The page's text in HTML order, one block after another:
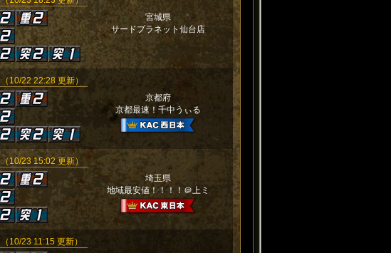
宮城県
サードプラネット仙台店
（10/22 22:28 更新）
京都府
京都最速！千中うぃる
（10/23 15:02 更新）
埼玉県
地域最安値！！！！＠上ミ
（10/23 11:15 更新）